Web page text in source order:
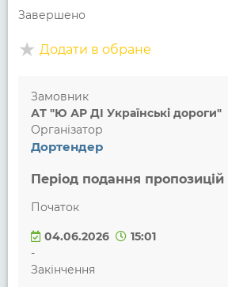
Завершено
Додати в обране
Замовник
АТ "Ю АР ДІ Українські дороги"
Організатор
Дортендер
Період подання пропозицій
Початок
04.06.2026
15:01
-
Закінчення